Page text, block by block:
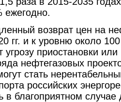
ежегодно.
возврат цен на
гг. и к уровню около
угрозу приостановки
нефтегазовых
стать
российских
в благоприятном случае